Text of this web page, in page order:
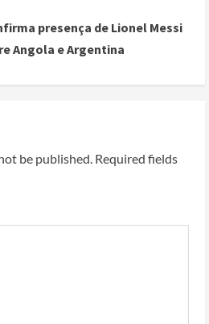
presença de Lionel Messi
Angola e Argentina
be published. Required fields